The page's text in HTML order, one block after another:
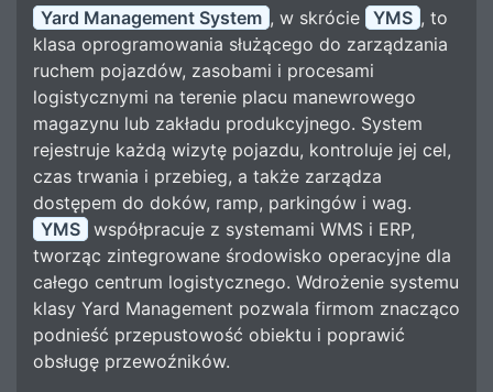
Yard Management System , w skrócie YMS , to
klasa oprogramowania służącego do zarządzania
ruchem pojazdów, zasobami i procesami
logistycznymi na terenie placu manewrowego
magazynu lub zakładu produkcyjnego. System
rejestruje każdą wizytę pojazdu, kontroluje jej cel,
czas trwania i przebieg, a także zarządza
dostępem do doków, ramp, parkingów i wag.
YMS współpracuje z systemami WMS i ERP,
tworząc zintegrowane środowisko operacyjne dla
całego centrum logistycznego. Wdrożenie systemu
klasy Yard Management pozwala firmom znacząco
podnieść przepustowość obiektu i poprawić
obsługę przewoźników.